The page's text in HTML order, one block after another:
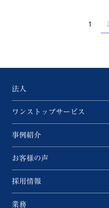
1
法人
ワンストップサービス
事例紹介
お客様の声
採用情報
業務